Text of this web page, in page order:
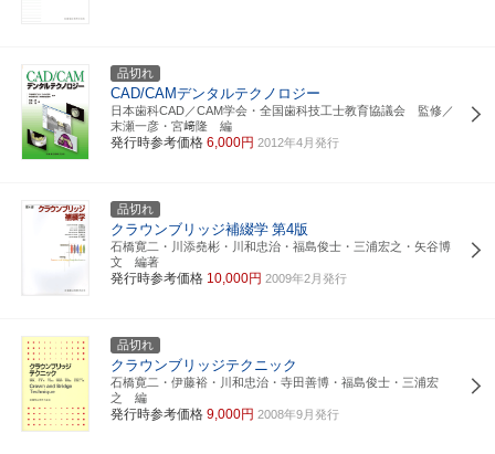
品切れ
CAD/CAMデンタルテクノロジー
日本歯科CAD／CAM学会・全国歯科技工士教育協議会 監修／
末瀬一彦・宮﨑隆 編
発行時参考価格 6,000円 2012年4月発行
品切れ
クラウンブリッジ補綴学 第4版
石橋寛二・川添堯彬・川和忠治・福島俊士・三浦宏之・矢谷博
文 編著
発行時参考価格 10,000円 2009年2月発行
品切れ
クラウンブリッジテクニック
石橋寛二・伊藤裕・川和忠治・寺田善博・福島俊士・三浦宏
之 編
発行時参考価格 9,000円 2008年9月発行